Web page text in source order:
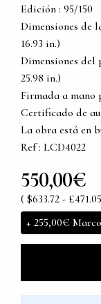
Edición : 95/150
Dimensiones de
16.93 in.)
Dimensiones del
25.98 in.)
Firmada a
Certificado de
La obra está en
Ref : LCD4022
550,00€
( $633.72 -
+ 255,00€